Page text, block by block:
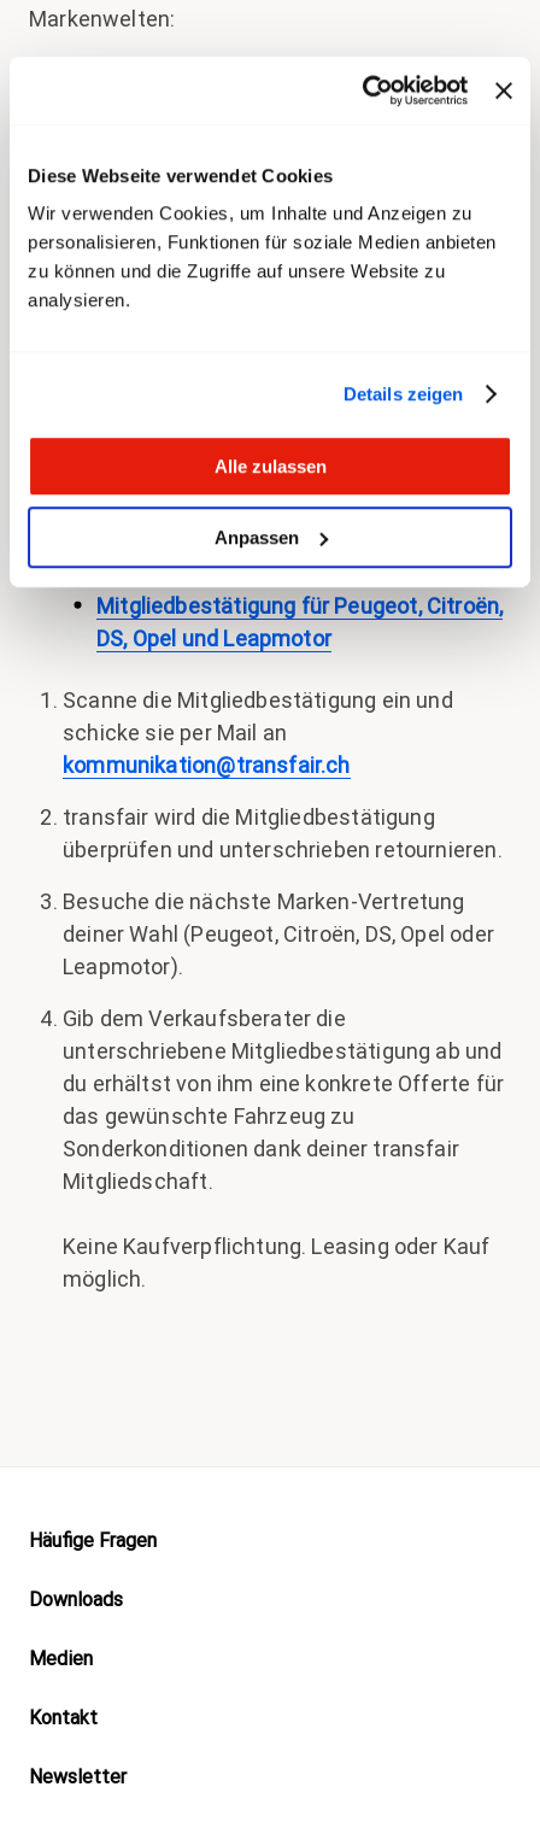
Diese Webseite verwendet Cookies
Wir verwenden Cookies, um Inhalte und Anzeigen zu
personalisieren, Funktionen für soziale Medien anbieten
zu können und die Zugriffe auf unsere Website zu
analysieren.
Details zeigen
Alle zulassen
Anpassen
Markenwelten:
der brüllende Löwe seit 1810
DS Automobiles -die französische Kunst des
Reisens
Opel -feel the made in Germany seit 1899
zum Kauf deines Traumautos
Fülle den ersten Teil der Mitgliedbestätigung
Mitgliedbestätigung für Peugeot, Citroën,
DS, Opel und Leapmotor
Scanne die Mitgliedbestätigung ein und
schicke sie per Mail an
kommunikation@transfair.ch
transfair wird die Mitgliedbestätigung
überprüfen und unterschrieben retournieren.
Besuche die nächste Marken-Vertretung
deiner Wahl (Peugeot, Citroën, DS, Opel oder
Leapmotor).
Gib dem Verkaufsberater die
unterschriebene Mitgliedbestätigung ab und
du erhältst von ihm eine konkrete Offerte für
das gewünschte Fahrzeug zu
Sonderkonditionen dank deiner transfair
Mitgliedschaft.
Keine Kaufverpflichtung. Leasing oder Kauf
möglich.
Footer
Häufige Fragen
Downloads
Medien
Kontakt
Newsletter